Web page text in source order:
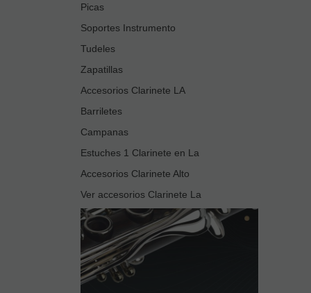
Picas
Soportes Instrumento
Tudeles
Zapatillas
Accesorios Clarinete LA
Barriletes
Campanas
Estuches 1 Clarinete en La
Accesorios Clarinete Alto
Ver accesorios Clarinete La